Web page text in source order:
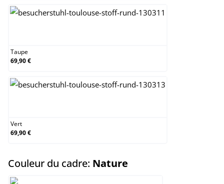
Taupe
69,90 €
Vert
69,90 €
Couleur du cadre: Nature